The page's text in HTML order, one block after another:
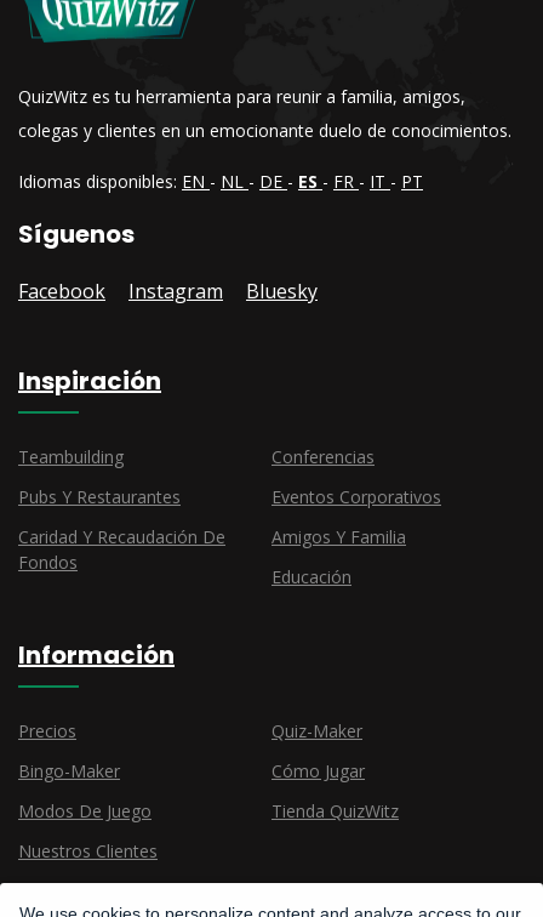
QuizWitz es tu herramienta para reunir a familia, amigos,
colegas y clientes en un emocionante duelo de conocimientos.
Idiomas disponibles: EN - NL - DE - ES - FR - IT - PT
Síguenos
Facebook Instagram Bluesky
Inspiración
Teambuilding
Conferencias
Pubs Y Restaurantes
Eventos Corporativos
Caridad Y Recaudación De
Fondos
Amigos Y Familia
Educación
Información
Precios
Quiz-Maker
Bingo-Maker
Cómo Jugar
Modos De Juego
Tienda QuizWitz
Nuestros Clientes